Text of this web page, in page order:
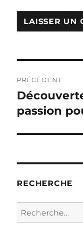
de
l’article
PRÉCÉDENT
Publication
précédente :
passion
RECHERCHE
Recherche
pour :